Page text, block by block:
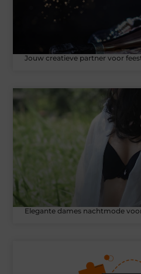
Jouw creatieve partner voor
Elegante dames nachtmode